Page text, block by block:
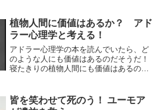
植物人間に価値はあるか？ アド
ラー心理学と考える！
アドラー心理学の本を読んでいたら、ど
のような人にも価値はあるのだそうだ！
寝たきりの植物人間にも価値はあるのだ
死にも価値を見出して生きていこう！そ
うすれば人生楽になる！
皆を笑わせて死のう！ ユーモア